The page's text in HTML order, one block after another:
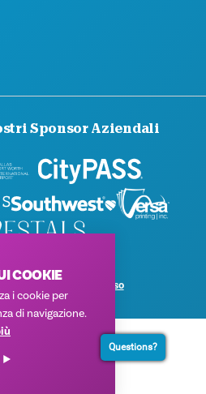
Sponsor Aziendali
Tutti i diritti riservati.
Condizioni d'uso
COOKIE
i cookie per
di navigazione.
Questions?